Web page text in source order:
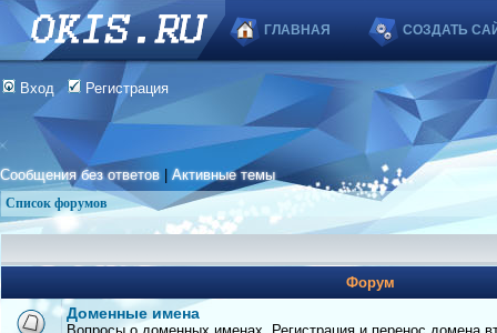
ГЛАВНАЯ СОЗДАТЬ
Вход Регистрация
Сообщения без ответов |Активные темы
Список форумов
Форум
Доменные имена